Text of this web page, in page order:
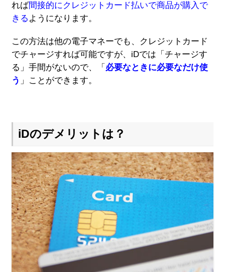
れば間接的にクレジットカード払いで商品が購入で
きる ようになります。
この方法は他の電子マネーでも、クレジットカード
でチャージすれば可能ですが、iDでは「チャージす
る」手間がないので、「 必要なときに必要なだけ使
う 」ことができます。
iDのデメリットは？